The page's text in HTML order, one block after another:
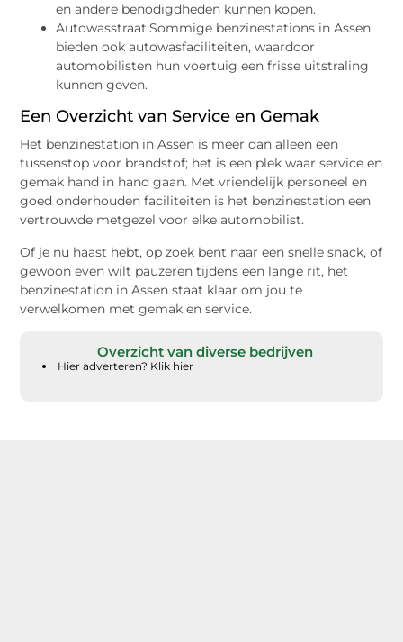
en andere benodigdheden kunnen kopen.
Autowasstraat:Sommige benzinestations in Assen
bieden ook autowasfaciliteiten, waardoor
automobilisten hun voertuig een frisse uitstraling
kunnen geven.
Een Overzicht van Service en Gemak
Het benzinestation in Assen is meer dan alleen een
tussenstop voor brandstof; het is een plek waar service en
gemak hand in hand gaan. Met vriendelijk personeel en
goed onderhouden faciliteiten is het benzinestation een
vertrouwde metgezel voor elke automobilist.
Of je nu haast hebt, op zoek bent naar een snelle snack, of
gewoon even wilt pauzeren tijdens een lange rit, het
benzinestation in Assen staat klaar om jou te
verwelkomen met gemak en service.
Overzicht van diverse bedrijven
Hier adverteren? Klik hier